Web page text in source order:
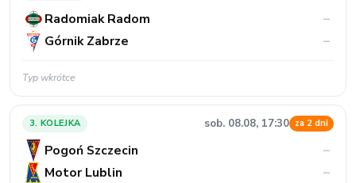
Radomiak Radom
–
Górnik Zabrze
–
Typ wkrótce
3. KOLEJKA sob. 08.08, 17:30 za 2 dni
Pogoń Szczecin
–
Motor Lublin
–